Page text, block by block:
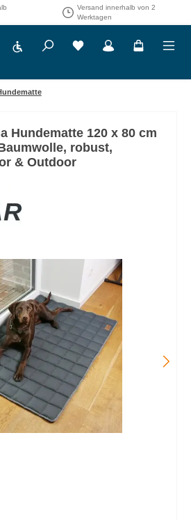
Versand innerhalb von 2
Werktagen
Werkzeugleiste anzeigen
Hundematte 120 x 80 cm
robust,
& Outdoor